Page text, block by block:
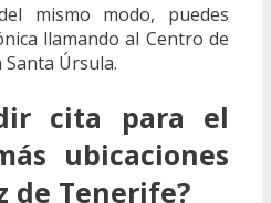
mismo modo, puedes
llamando al Centro de
Úrsula.
cita para el
ubicaciones
de Tenerife?